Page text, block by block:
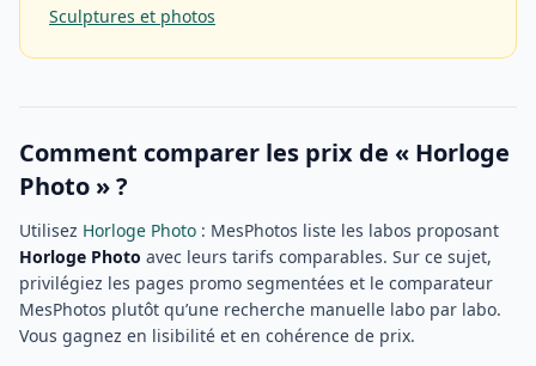
Sculptures et photos
Comment comparer les prix de « Horloge
Photo » ?
Utilisez Horloge Photo : MesPhotos liste les labos proposant
Horloge Photo avec leurs tarifs comparables. Sur ce sujet,
privilégiez les pages promo segmentées et le comparateur
MesPhotos plutôt qu’une recherche manuelle labo par labo.
Vous gagnez en lisibilité et en cohérence de prix.